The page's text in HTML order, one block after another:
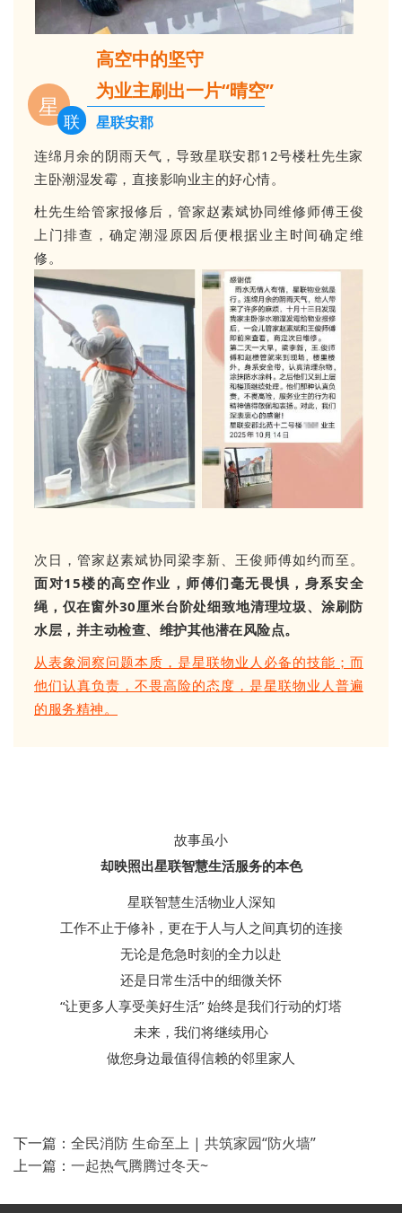
星
联
高空中的坚守
为业主刷出一片“晴空”
星联安郡
连绵月余的阴雨天气，导致星联安郡12号楼杜先生家
主卧潮湿发霉，直接影响业主的好心情。
杜先生给管家报修后，管家赵素斌协同维修师傅王俊
上门排查，确定潮湿原因后便根据业主时间确定维
修。
次日，管家赵素斌协同梁李新、王俊师傅如约而至。
面对15楼的高空作业，师傅们毫无畏惧，身系安全
绳，仅在窗外30厘米台阶处细致地清理垃圾、涂刷防
水层，并主动检查、维护其他潜在风险点。
从表象洞察问题本质，是星联物业人必备的技能；而
他们认真负责，不畏高险的态度，是星联物业人普遍
的服务精神。
故事虽小
却映照出星联智慧生活服务的本色
星联智慧生活物业人深知
工作不止于修补， 更在于人与人之间真切的连接
无论是危急时刻的全力以赴
还是日常生活中的细微关怀
“让更多人享受美好生活” 始终是我们行动的灯塔
未来，我们将继续用心
做您身边最值得信赖的邻里家人
下一篇： 全民消防 生命至上 | 共筑家园“防火墙”
上一篇： 一起热气腾腾过冬天~